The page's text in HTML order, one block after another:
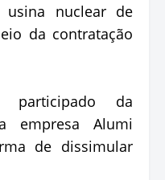
nuclear de
da contratação
participado da
empresa Alumi
de dissimular